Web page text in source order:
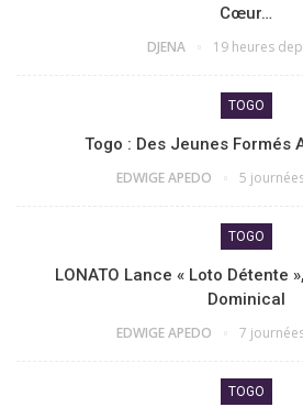
Cœur…
DJENA 19 heures
TOGO
Togo : Des Jeunes Formés
EDWIGE APEDO 5
TOGO
LONATO Lance « Loto Détente
Dominical
EDWIGE APEDO 7
TOGO